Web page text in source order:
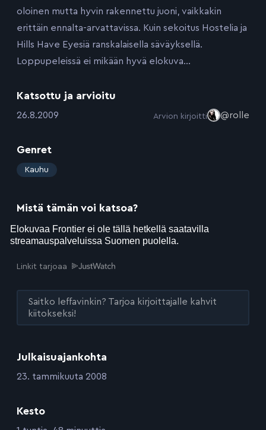
Julkaisuajankohta
:23. tammikuuta 2008
Kesto
oloinen mutta hyvin rakennettu juoni, vaikkakin
erittäin ennalta-arvattavissa. Kuin sekoitus Hostelia ja
Hills Have Eyesiä ranskalaisella säväyksellä.
Loppupeleissä ei mikään hyvä elokuva…
Katsottu ja arvioitu
:26.8.2009 Arvion kirjoitti @rolle
Genret
: Kauhu
Mistä tämän voi katsoa?
Linkit tarjoaa
Saitko leffavinkin? Tarjoa kirjoittajalle kahvit
kiitokseksi!